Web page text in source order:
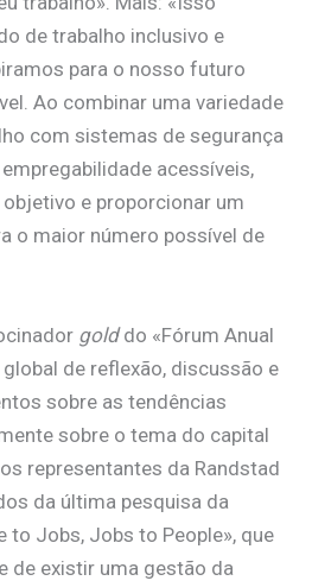
de trabalho inclusivo e
para o nosso futuro
Ao combinar uma variedade
com sistemas de segurança
acessíveis,
e proporcionar um
o maior número possível de
golddo «Fórum Anual
global de reflexão, discussão e
sobre as tendências
sobre o tema do capital
representantes da Randstad
da última pesquisa da
to Jobs, Jobs to People», que
de existir uma gestão da